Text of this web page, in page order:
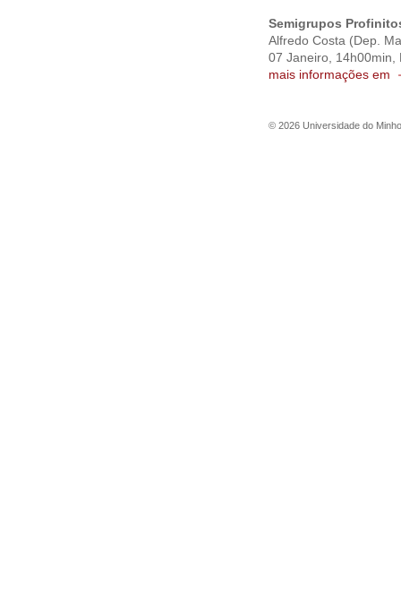
Semigrupos
Alfredo Costa (Dep.
07 Janeiro, 14h00min,
mais informações em
© 2026 Universidade do Minho